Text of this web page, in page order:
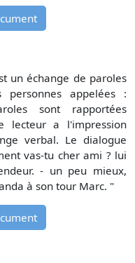
un échange de paroles
appelées :
sont rapportées
lecteur a l'impression
verbal. Le dialogue
vas-tu cher ami ? lui
- un peu mieux,
à son tour Marc. "